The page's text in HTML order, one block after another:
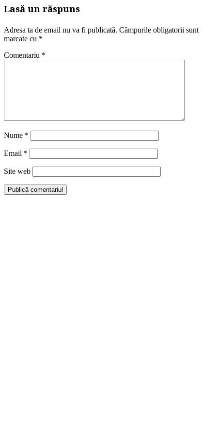
Lasă un răspuns
Adresa ta de email nu va fi publicată. Câmpurile obligatorii sunt
marcate cu *
Comentariu *
Nume *
Email *
Site web